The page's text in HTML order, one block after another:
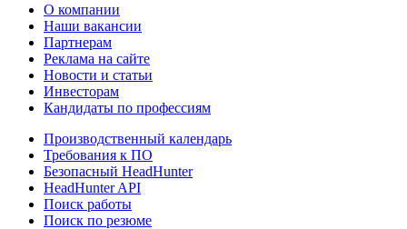
О компании
Наши вакансии
Партнерам
Реклама на сайте
Новости и статьи
Инвесторам
Кандидаты по профессиям
Производственный календарь
Требования к ПО
Безопасный HeadHunter
HeadHunter API
Поиск работы
Поиск по резюме